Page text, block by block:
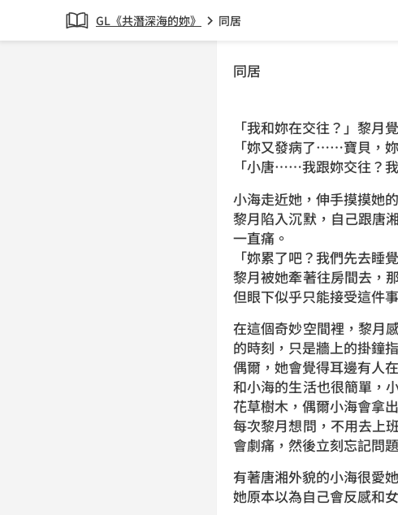
GL《共潛深海的妳》 chevron_right 同居
同居
「我和妳在交往？」黎月
「妳又發病了……寶貝，
「小唐……我跟妳交往？
小海走近她，伸手摸摸她
黎月陷入沉默，自己跟唐
一直痛。
「妳累了吧？我們先去睡
黎月被她牽著往房間去，
但眼下似乎只能接受這件
在這個奇妙空間裡，黎月
的時刻，只是牆上的掛鐘
偶爾，她會覺得耳邊有人
和小海的生活也很簡單，
花草樹木，偶爾小海會拿
每次黎月想問，不用去上
會劇痛，然後立刻忘記問
有著唐湘外貌的小海很愛
她原本以為自己會反感和